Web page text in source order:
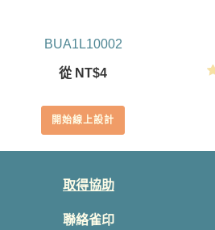
BUA1L10002
從 NT$4
開始線上設計
取得協助
聯絡雀印